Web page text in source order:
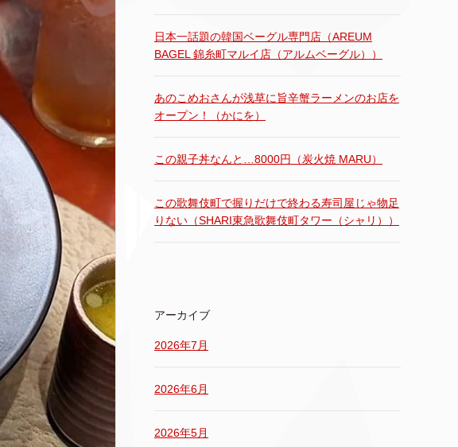
日本一話題の韓国ベーグル専門店（AREUM
BAGEL 錦糸町マルイ店（アルムベーグル））
あのこめおさんが浅草に旨辛蟹ラーメンのお店を
オープン！（かにを）
この親子丼なんと…8000円（炭火焼 MARU）
この歌舞伎町で握りだけで終わる寿司屋じゃ物足
りない（SHARI東急歌舞伎町タワー（シャリ））
アーカイブ
2026年7月
2026年6月
2026年5月